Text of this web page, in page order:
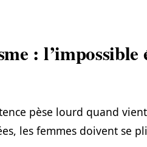
: l’impossible
pèse lourd quand
les femmes doivent se